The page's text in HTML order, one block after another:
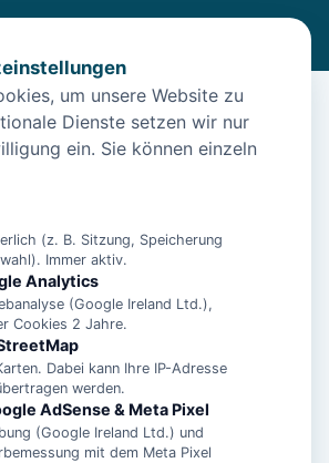
/
Norden – Hunde willkommen
Norden –
um unsere Website zu
Dienste setzen wir nur
ein. Sie können einzeln
(z. B. Sitzung, Speicherung
Immer aktiv.
Analytics
(Google Ireland Ltd.),
Cookies 2 Jahre.
Dabei kann Ihre IP-Adresse
werden.
AdSense & Meta Pixel
(Google Ireland Ltd.) und
mit dem Meta Pixel